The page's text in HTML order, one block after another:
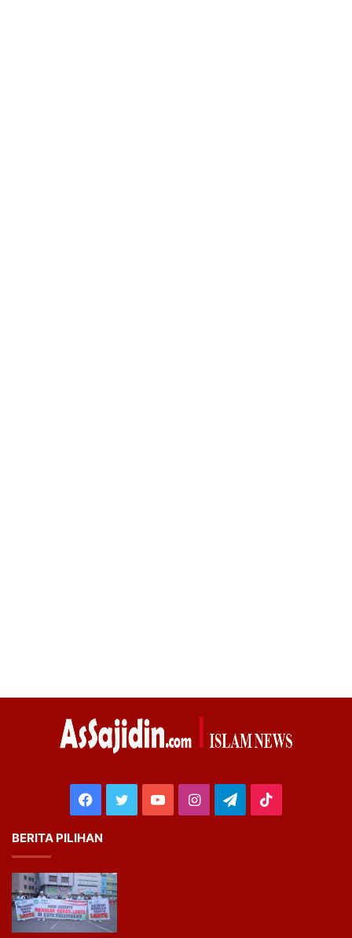
Facebook
TwitterYouTubeInstagram
Telegram
BERITA PILIHAN